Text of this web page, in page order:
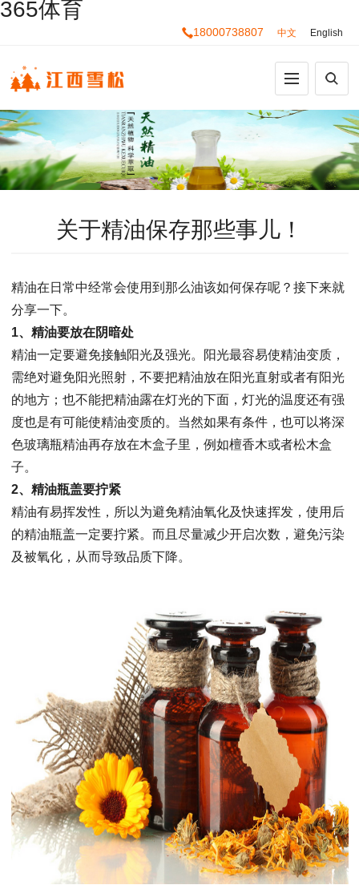
365体育
18000738807 中文 English
关于精油保存那些事儿！
精油在日常中经常会使用到那么油该如何保存呢？接下来就
分享一下。
1、精油要放在阴暗处
精油一定要避免接触阳光及强光。阳光最容易使精油变质，
需绝对避免阳光照射，不要把精油放在阳光直射或者有阳光
的地方；也不能把精油露在灯光的下面，灯光的温度还有强
度也是有可能使精油变质的。当然如果有条件，也可以将深
色玻璃瓶精油再存放在木盒子里，例如檀香木或者松木盒
子。
2、精油瓶盖要拧紧
精油有易挥发性，所以为避免精油氧化及快速挥发，使用后
的精油瓶盖一定要拧紧。而且尽量减少开启次数，避免污染
及被氧化，从而导致品质下降。